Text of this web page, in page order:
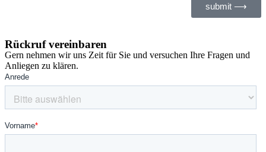
submit ⟶
Rückruf vereinbaren
Gern nehmen wir uns Zeit für Sie und versuchen Ihre Fragen und
Anliegen zu klären.